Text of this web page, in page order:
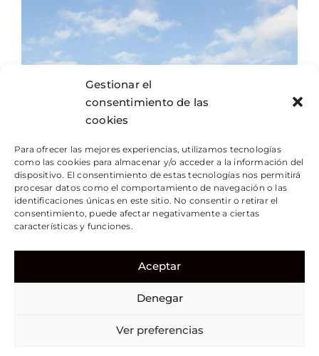
Gestionar el
consentimiento de las
cookies
Para ofrecer las mejores experiencias, utilizamos tecnologías
como las cookies para almacenar y/o acceder a la información del
dispositivo. El consentimiento de estas tecnologías nos permitirá
procesar datos como el comportamiento de navegación o las
identificaciones únicas en este sitio. No consentir o retirar el
consentimiento, puede afectar negativamente a ciertas
características y funciones.
Aceptar
Denegar
Ver preferencias